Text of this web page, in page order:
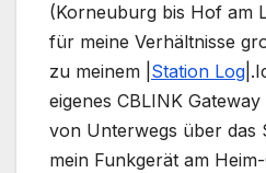
(Korneuburg bis Hof am
für meine Verhältnisse
zu meinem | Station Log
eigenes CBLINK
von Unterwegs über das
mein Funkgerät am